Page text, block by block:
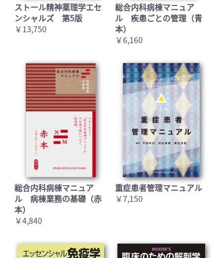
ストール精神薬理学エセ
ンシャルズ 第5版
￥13,750
総合内科病棟マニュア
ル 疾患ごとの管理（青
本）
￥6,160
総合内科病棟マニュア
ル 病棟業務の基礎（赤
本）
￥4,840
重症患者管理マニュアル
￥7,150